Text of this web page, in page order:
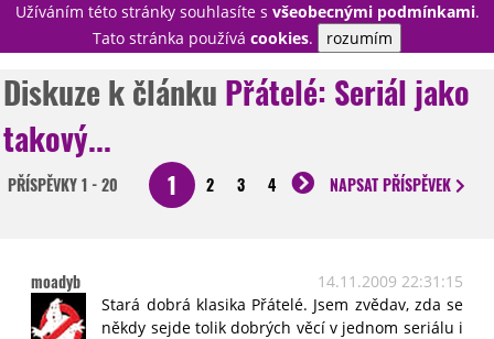
Užíváním této stránky souhlasíte s všeobecnými podmínkami.
Tato stránka používá cookies. rozumím
PŘIHLÁSIT
NOVINKY
TÉMATA
RECENZE
EPIZODY
KULT
Diskuze k článku Přátelé: Seriál jako
takový...
PŘÍSPĚVKY1 - 20 1 2 3 4 NAPSATPŘÍSPĚVEK
moadyb
14.11.2009 22:31:15
Stará dobrá klasika Přátelé. Jsem zvědav, zda se
někdy sejde tolik dobrých věcí v jednom seriálu i